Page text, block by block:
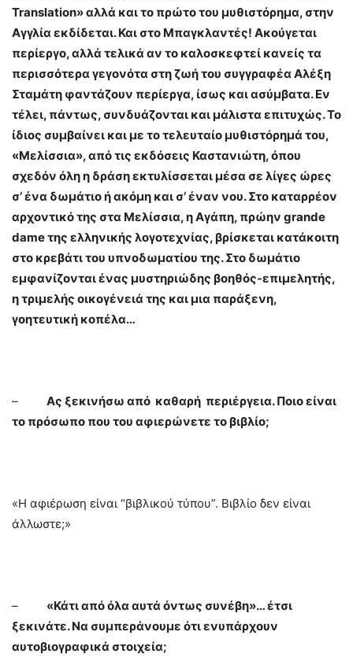
Translation» αλλά και το πρώτο του μυθιστόρημα, στην
Αγγλία εκδίδεται. Και στο Μπαγκλαντές! Ακούγεται
περίεργο, αλλά τελικά αν το καλοσκεφτεί κανείς τα
περισσότερα γεγονότα στη ζωή του συγγραφέα Αλέξη
Σταμάτη φαντάζουν περίεργα, ίσως και ασύμβατα. Εν
τέλει, πάντως, συνδυάζονται και μάλιστα επιτυχώς. Το
ίδιος συμβαίνει και με το τελευταίο μυθιστόρημά του,
«Μελίσσια», από τις εκδόσεις Καστανιώτη, όπου
σχεδόν όλη η δράση εκτυλίσσεται μέσα σε λίγες ώρες
σ’ ένα δωμάτιο ή ακόμη και σ’ έναν νου. Στο καταρρέον
αρχοντικό της στα Μελίσσια, η Αγάπη, πρώην grande
dame της ελληνικής λογοτεχνίας, βρίσκεται κατάκοιτη
στο κρεβάτι του υπνοδωματίου της. Στο δωμάτιο
εμφανίζονται ένας μυστηριώδης βοηθός-επιμελητής,
η τριμελής οικογένειά της και μια παράξενη,
γοητευτική κοπέλα…
– Ας ξεκινήσω από καθαρή περιέργεια. Ποιο είναι
το πρόσωπο που του αφιερώνετε το βιβλίο;
«Η αφιέρωση είναι “βιβλικού τύπου”. Βιβλίο δεν είναι
άλλωστε;»
– «Κάτι από όλα αυτά όντως συνέβη»… έτσι
ξεκινάτε. Να συμπεράνουμε ότι ενυπάρχουν
αυτοβιογραφικά στοιχεία;